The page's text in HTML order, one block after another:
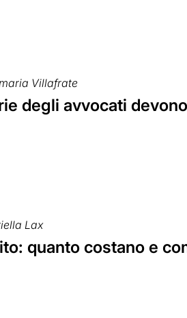
Villafrate
degli avvocati
Lax
quanto costano e